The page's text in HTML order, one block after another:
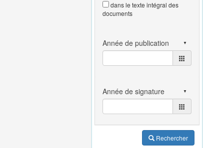
dans le texte intégral des
documents
Rechercher